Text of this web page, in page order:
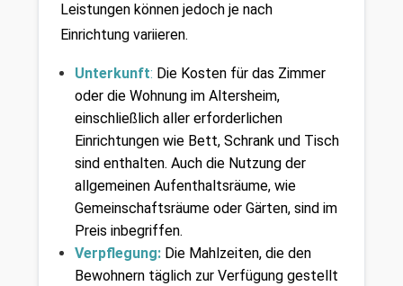
Leistungen können jedoch je nach
Einrichtung variieren.
Unterkunft: Die Kosten für das Zimmer
oder die Wohnung im Altersheim,
einschließlich aller erforderlichen
Einrichtungen wie Bett, Schrank und Tisch
sind enthalten. Auch die Nutzung der
allgemeinen Aufenthaltsräume, wie
Gemeinschaftsräume oder Gärten, sind im
Preis inbegriffen.
Verpflegung: Die Mahlzeiten, die den
Bewohnern täglich zur Verfügung gestellt